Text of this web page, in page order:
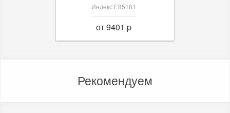
Индекс Е85181
от 9401 p
Рекомендуем